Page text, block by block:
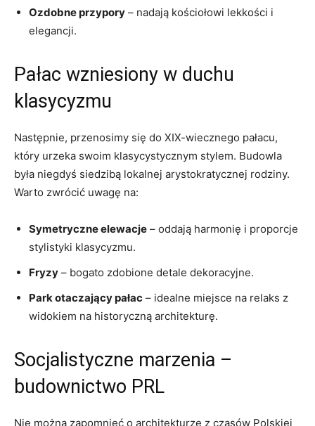
Ozdobne przypory – nadają‌ kościołowi lekkości i
elegancji.
Pałac wzniesiony w duchu
klasycyzmu
Następnie, przenosimy ⁢się do XIX-wiecznego pałacu,
który⁤ urzeka⁣ swoim klasycystycznym stylem. Budowla
była niegdyś ⁣siedzibą lokalnej arystokratycznej rodziny.
Warto⁣ zwrócić uwagę na:
Symetryczne elewacje – oddają⁣ harmonię i proporcje
stylistyki klasycyzmu.
Fryzy – bogato ⁢zdobione ⁢detale dekoracyjne.
Park otaczający pałac – idealne miejsce na relaks z
widokiem na historyczną ⁣architekturę.
Socjalistyczne marzenia –
budownictwo PRL
Nie można zapomnieć o architekturze z czasów Polskiej